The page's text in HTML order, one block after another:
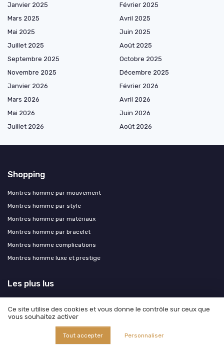
Janvier 2025
Février 2025
Mars 2025
Avril 2025
Mai 2025
Juin 2025
Juillet 2025
Août 2025
Septembre 2025
Octobre 2025
Novembre 2025
Décembre 2025
Janvier 2026
Février 2026
Mars 2026
Avril 2026
Mai 2026
Juin 2026
Juillet 2026
Août 2026
Shopping
Montres homme par mouvement
Montres homme par style
Montres homme par matériaux
Montres homme par bracelet
Montres homme complications
Montres homme luxe et prestige
Les plus lus
Orient kamasu : une montre de luxe accessible pour les passionnés
La GMT Master 2 Bruce Wayne : une montre de luxe qui intrigue les
Ce site utilise des cookies et vous donne le contrôle sur ceux que
vous souhaitez activer
Tout accepter Personnaliser